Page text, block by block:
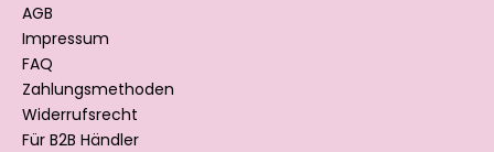
AGB
Impressum
FAQ
Zahlungsmethoden
Widerrufsrecht
Für B2B Händler